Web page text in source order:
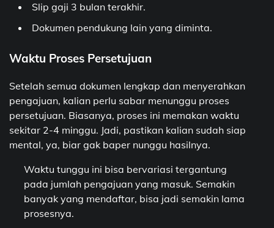
Slip gaji 3 bulan terakhir.
Dokumen pendukung lain yang diminta.
Waktu Proses Persetujuan
Setelah semua dokumen lengkap dan menyerahkan
pengajuan, kalian perlu sabar menunggu proses
persetujuan. Biasanya, proses ini memakan waktu
sekitar 2-4 minggu. Jadi, pastikan kalian sudah siap
mental, ya, biar gak baper nunggu hasilnya.
Waktu tunggu ini bisa bervariasi tergantung
pada jumlah pengajuan yang masuk. Semakin
banyak yang mendaftar, bisa jadi semakin lama
prosesnya.